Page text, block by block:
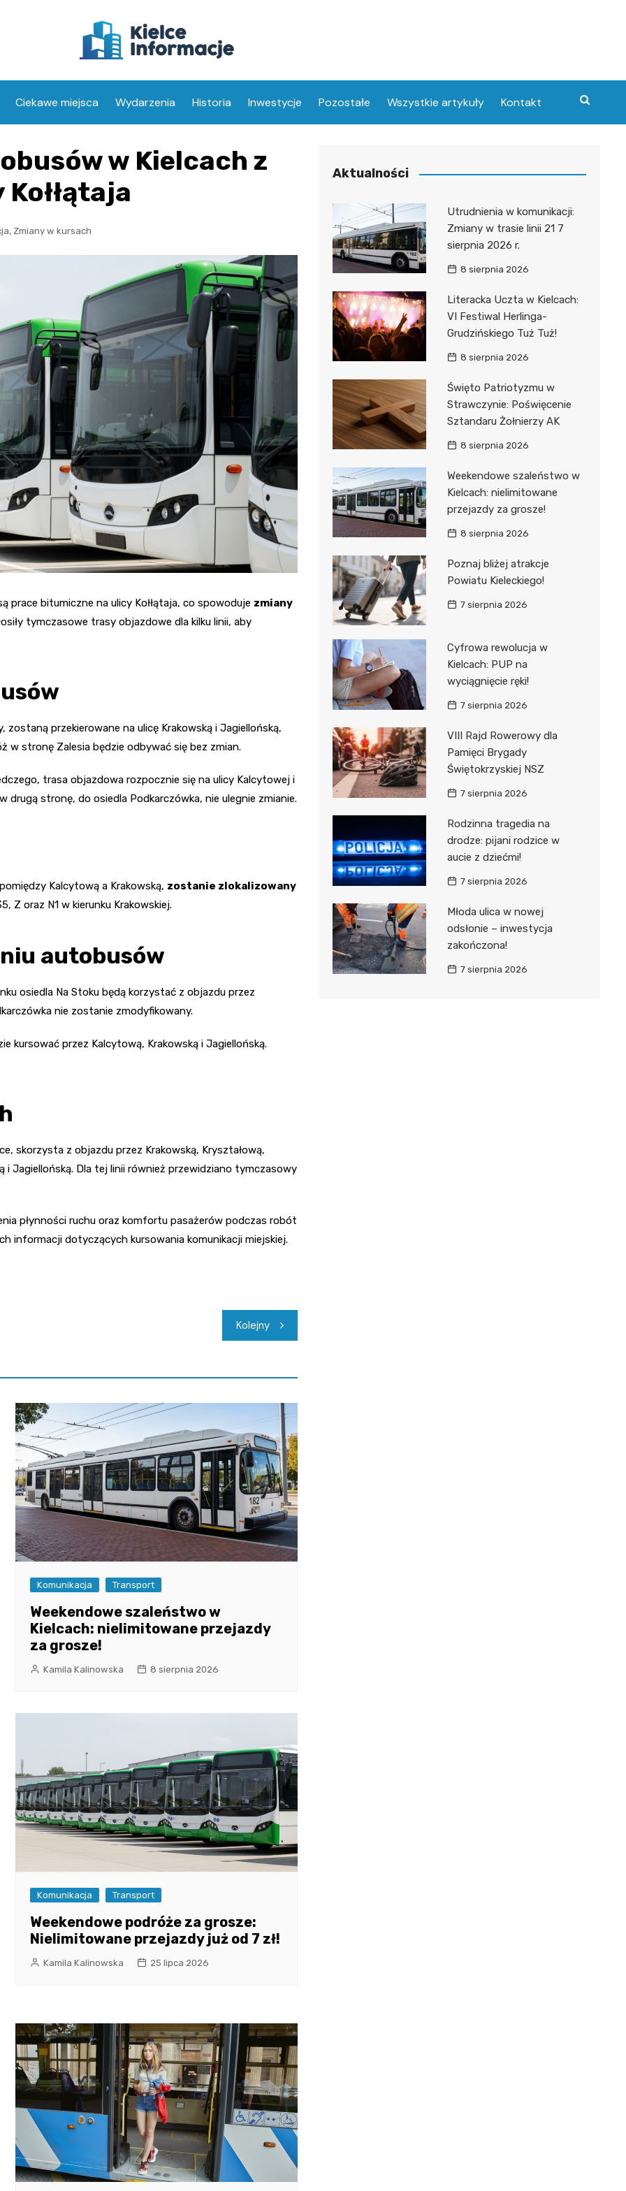
Ciekawe miejsca Wydarzenia Historia Inwestycje Pozostałe Wszystkie artykuły Kontakt
w Kielcach z
, Zmiany w kursach
prace bitumiczne na ulicy Kołłątaja, co spowoduje zmiany
tymczasowe trasy objazdowe dla kilku linii, aby
przekierowane na ulicę Krakowską i Jagiellońską,
w stronę Zalesia będzie odbywać się bez zmian.
trasa objazdowa rozpocznie się na ulicy Kalcytowej i
drugą stronę, do osiedla Podkarczówka, nie ulegnie zmianie.
Kalcytową a Krakowską, zostanie zlokalizowany
Z oraz N1 w kierunku Krakowskiej.
autobusów
osiedla Na Stoku będą korzystać z objazdu przez
nie zostanie zmodyfikowany.
kursować przez Kalcytową, Krakowską i Jagiellońską.
skorzysta z objazdu przez Krakowską, Kryształową,
Jagiellońską. Dla tej linii również przewidziano tymczasowy
płynności ruchu oraz komfortu pasażerów podczas robót
informacji dotyczących kursowania komunikacji miejskiej.
Kolejny
Komunikacja Transport
Weekendowe szaleństwo w
Kielcach: nielimitowane przejazdy
za grosze!
Kamila Kalinowska 8 sierpnia 2026
Komunikacja Transport
Weekendowe podróże za grosze:
Nielimitowane przejazdy już od 7 zł!
Kamila Kalinowska 25 lipca 2026
Aktualności
Utrudnienia w komunikacji:
Zmiany w trasie linii 21 7
sierpnia 2026 r.
8 sierpnia 2026
Literacka Uczta w Kielcach:
VI Festiwal Herlinga-
Grudzińskiego Tuż Tuż!
8 sierpnia 2026
Święto Patriotyzmu w
Strawczynie: Poświęcenie
Sztandaru Żołnierzy AK
8 sierpnia 2026
Weekendowe szaleństwo w
Kielcach: nielimitowane
przejazdy za grosze!
8 sierpnia 2026
Poznaj bliżej atrakcje
Powiatu Kieleckiego!
7 sierpnia 2026
Cyfrowa rewolucja w
Kielcach: PUP na
wyciągnięcie ręki!
7 sierpnia 2026
VIII Rajd Rowerowy dla
Pamięci Brygady
Świętokrzyskiej NSZ
7 sierpnia 2026
Rodzinna tragedia na
drodze: pijani rodzice w
aucie z dziećmi!
7 sierpnia 2026
Młoda ulica w nowej
odsłonie – inwestycja
zakończona!
7 sierpnia 2026